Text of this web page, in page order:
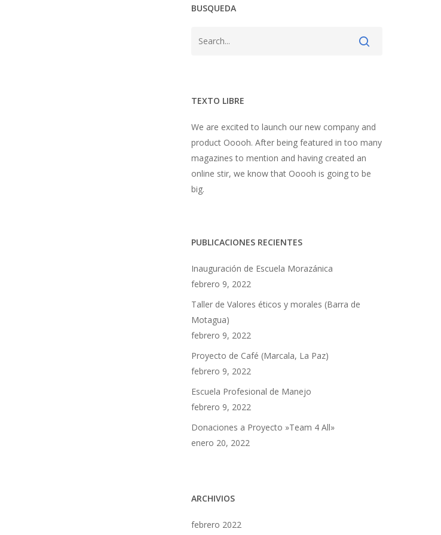
BUSQUEDA
TEXTO LIBRE
We are excited to launch our new company and
product Ooooh. After being featured in too many
magazines to mention and having created an
online stir, we know that Ooooh is going to be
big.
PUBLICACIONES RECIENTES
Inauguración de Escuela Morazánica
febrero 9, 2022
Taller de Valores éticos y morales (Barra de
Motagua)
febrero 9, 2022
Proyecto de Café (Marcala, La Paz)
febrero 9, 2022
Escuela Profesional de Manejo
febrero 9, 2022
Donaciones a Proyecto »Team 4 All»
enero 20, 2022
ARCHIVIOS
febrero 2022